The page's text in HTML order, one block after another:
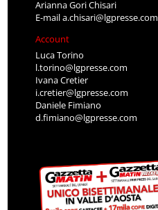
Arianna Gori Chisari
E-maila.chisari@lgpresse.com
Account
Luca Torino
l.torino@lgpresse.com
Ivana Cretier
i.cretier@lgpresse.com
Daniele Fimiano
d.fimiano@lgpresse.com